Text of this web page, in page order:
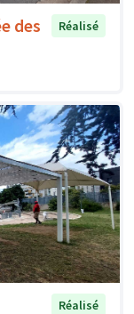
des
Réalisé
Réalisé